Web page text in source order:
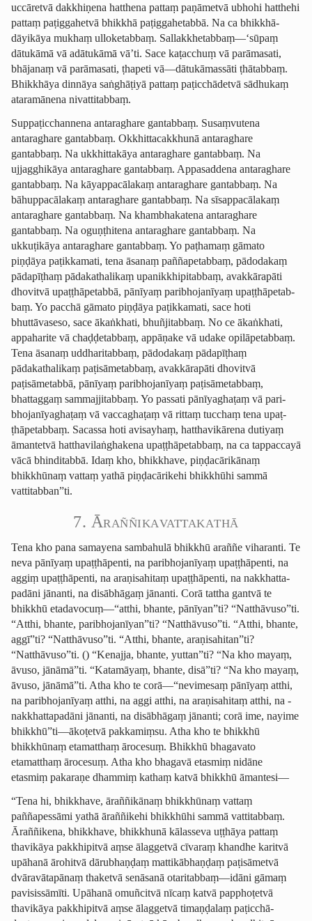
uccāretvā dakkhiṇena hatthena pattaṃ paṇāmetvā ubhohi hatthehi
pattaṃ paṭiggahetvā bhikkhā paṭiggahetabbā. Na ca ­bhik­khā­
dāyikāya mukhaṃ ulloketabbaṃ. Sallak­khetab­baṃ—‘sūpaṃ
dātukāmā vā adātukāmā vā’ti. Sace kaṭacchuṃ vā parāmasati,
bhājanaṃ vā parāmasati, ṭhapeti vā—dātukāmassāti ṭhātabbaṃ.
Bhikkhāya dinnāya saṅghāṭiyā pattaṃ paṭicchādetvā sādhukaṃ
ataramānena nivattitabbaṃ.
­
Suppaṭic­chan­nena antaraghare gantabbaṃ. Susaṃvutena
antaraghare gantabbaṃ. Okkhitta­cak­khunā antaraghare
gantabbaṃ. Na ukkhittakāya antaraghare gantabbaṃ. Na
ujjagghikāya antaraghare gantabbaṃ. Appasaddena antaraghare
gantabbaṃ. Na kāyappacālakaṃ antaraghare gantabbaṃ. Na
bāhuppacālakaṃ antaraghare gantabbaṃ. Na sīsappacālakaṃ
antaraghare gantabbaṃ. Na khambhakatena antaraghare
gantabbaṃ. Na oguṇṭhitena antaraghare gantabbaṃ. Na
ukkuṭikāya antaraghare gantabbaṃ. Yo paṭhamaṃ gāmato
piṇḍāya paṭikkamati, tena āsanaṃ paññapetabbaṃ, pādodakaṃ
pādapīṭhaṃ pādakathalikaṃ upa­nikkhi­pi­tabbaṃ, avakkārapāti
dhovitvā upaṭṭhāpetabbā, pānīyaṃ paribhojanīyaṃ upaṭ­ṭhāpetab­
baṃ. Yo pacchā gāmato piṇḍāya paṭikkamati, sace hoti
bhuttāvaseso, sace ākaṅkhati, bhuñjitabbaṃ. No ce ākaṅkhati,
appaharite vā chaḍḍetabbaṃ, appāṇake vā udake opilāpetabbaṃ.
Tena āsanaṃ uddharitabbaṃ, pādodakaṃ pādapīṭhaṃ
pādakathalikaṃ paṭisāmetabbaṃ, avakkārapāti dhovitvā
paṭisāmetabbā, pānīyaṃ paribhojanīyaṃ paṭisāmetabbaṃ,
bhattaggaṃ sammajjitabbaṃ. Yo passati pānīyaghaṭaṃ vā pari­
bho­janī­ya­ghaṭaṃ vā vaccaghaṭaṃ vā rittaṃ tucchaṃ tena upaṭ­
ṭhāpetab­baṃ. Sacassa hoti avisayhaṃ, hatthavikārena dutiyaṃ
āmantetvā hattha­vilaṅ­gha­kena upaṭ­ṭhāpetab­baṃ, na ca tappaccayā
vācā bhinditabbā. Idaṃ kho, bhikkhave, piṇḍacārikānaṃ
bhikkhūnaṃ vattaṃ yathā piṇḍacārikehi bhikkhūhi sammā
vattitabban”ti.
7. Ārañ­ñika­vatta­ka­thā
Tena kho pana samayena sambahulā bhikkhū araññe viharanti. Te
neva pānīyaṃ upaṭṭhāpenti, na paribhojanīyaṃ upaṭṭhāpenti, na
aggiṃ upaṭṭhāpenti, na araṇisahitaṃ upaṭṭhāpenti, na ­nak­khat­ta­
padāni jānanti, na disābhāgaṃ jānanti. Corā tattha gantvā te
bhikkhū etadavocuṃ—“atthi, bhante, pānīyan”ti? “Natthāvuso”ti.
“Atthi, bhante, paribhojanīyan”ti? “Natthāvuso”ti. “Atthi, bhante,
aggī”ti? “Natthāvuso”ti. “Atthi, bhante, araṇisahitan”ti?
“Natthāvuso”ti. () “Kenajja, bhante, yuttan”ti? “Na kho mayaṃ,
āvuso, jānāmā”ti. “Katamāyaṃ, bhante, disā”ti? “Na kho mayaṃ,
āvuso, jānāmā”ti. Atha kho te corā—“nevimesaṃ pānīyaṃ atthi,
na paribhojanīyaṃ atthi, na aggi atthi, na araṇisahitaṃ atthi, na ­
nak­khat­ta­padāni jānanti, na disābhāgaṃ jānanti; corā ime, nayime
bhikkhū”ti—ākoṭetvā pakkamiṃsu. Atha kho te bhikkhū
bhikkhūnaṃ etamatthaṃ ārocesuṃ. Bhikkhū bhagavato
etamatthaṃ ārocesuṃ. Atha kho bhagavā etasmiṃ nidāne
etasmiṃ pakaraṇe dhammiṃ kathaṃ katvā bhikkhū āmantesi—
“Tena hi, bhikkhave, āraññikānaṃ bhikkhūnaṃ vattaṃ
paññapessāmi yathā āraññikehi bhikkhūhi sammā vattitabbaṃ.
Āraññikena, bhikkhave, bhikkhunā kālasseva uṭṭhāya pattaṃ
thavikāya pakkhipitvā aṃse ālaggetvā cīvaraṃ khandhe karitvā
upāhanā ārohitvā dārubhaṇḍaṃ mattikābhaṇḍaṃ paṭisāmetvā
dvāravātapānaṃ thaketvā senāsanā otaritabbaṃ—idāni gāmaṃ
pavisissāmīti. Upāhanā omuñcitvā nīcaṃ katvā papphoṭetvā
thavikāya pakkhipitvā aṃse ālaggetvā timaṇḍalaṃ paṭicchā­